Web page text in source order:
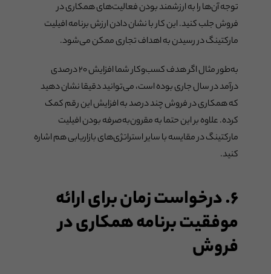
توجه آن‌ها را به ارزشمند بودن فعالیت‌های همکاری در
فروش جلب کنید. این کار با نشان دادن ارزش برنامه افیلیت
مارکتینگ در رسیدن به اهداف تجاری ممکن می‌شود.
به‌طور مثال اگر هدف کسب‌وکار شما افزایش ۲۰ درصدی
درآمد در سال جاری بوده است، می‌توانید دقیقا نشان دهید
که همکاری در فروش چند درصد به افزایش این رقم کمک
کرده. علاوه بر این حتما به مقرون‌به‌صرفه بودن افیلیت
مارکتینگ در مقایسه با سایر استراتژی‌های بازاریابی هم اشاره
کنید.
۶. درخواست زمان برای ارائه
موفقیت برنامه همکاری در
فروش